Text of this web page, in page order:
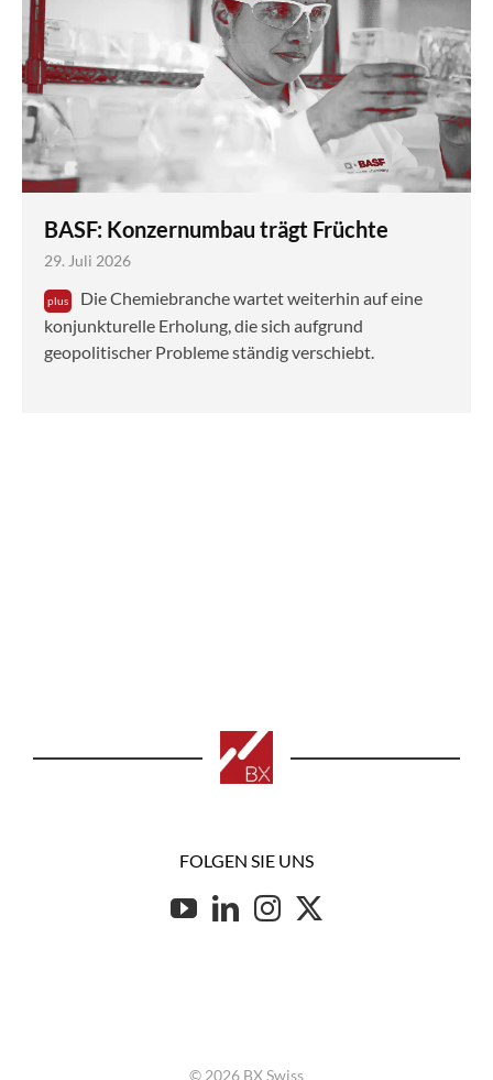
BASF: Konzernumbau trägt Früchte
29. Juli 2026
Die Chemiebranche wartet weiterhin auf eine
konjunkturelle Erholung, die sich aufgrund
geopolitischer Probleme ständig verschiebt.
FOLGEN SIE UNS
© 2026 BX Swiss